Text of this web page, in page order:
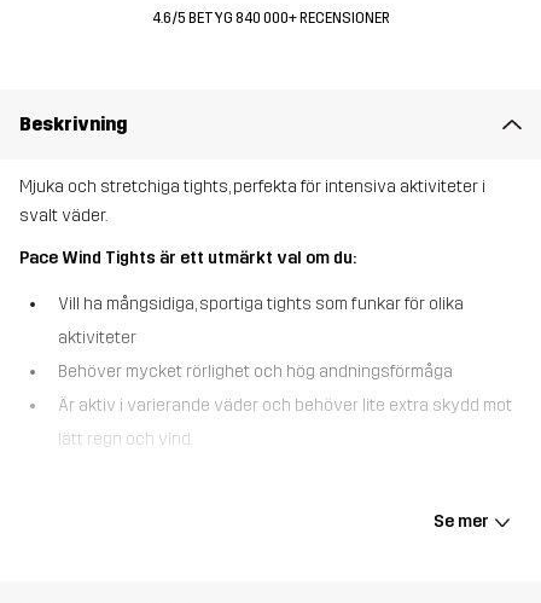
4.6/5 BETYG 840 000+ RECENSIONER
Beskrivning
Mjuka och stretchiga tights, perfekta för intensiva aktiviteter i
svalt väder.
Pace Wind Tights är ett utmärkt val om du:
Vill ha mångsidiga, sportiga tights som funkar för olika
aktiviteter
Behöver mycket rörlighet och hög andningsförmåga
Är aktiv i varierande väder och behöver lite extra skydd mot
lätt regn och vind.
i återvunna material och främst designade för intensivaSe mer